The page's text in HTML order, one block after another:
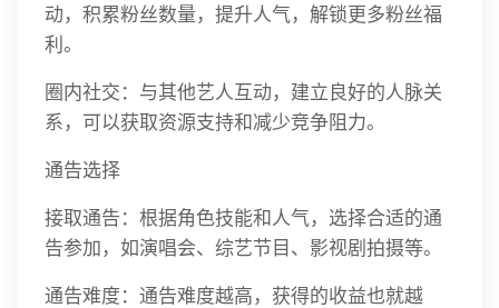
动，积累粉丝数量，提升人气，解锁更多粉丝福
利。
圈内社交：与其他艺人互动，建立良好的人脉关
系，可以获取资源支持和减少竞争阻力。
通告选择
接取通告：根据角色技能和人气，选择合适的通
告参加，如演唱会、综艺节目、影视剧拍摄等。
通告难度：通告难度越高，获得的收益也就越